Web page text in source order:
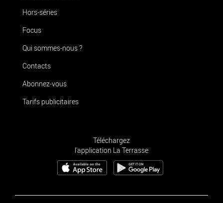
Hors-séries
Focus
Qui sommes-nous ?
Contacts
Abonnez-vous
Tarifs publicitaires
Téléchargez
l'application La Terrasse